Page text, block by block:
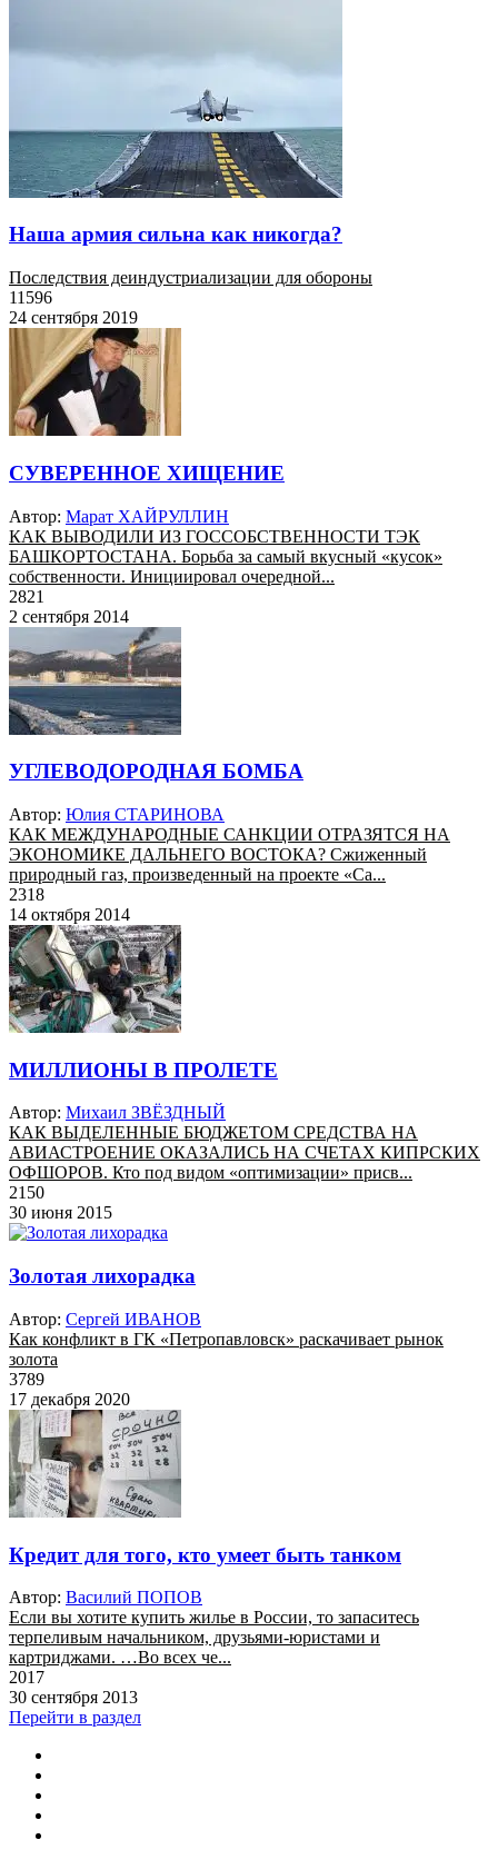
Наша армия сильна как никогда?
Последствия деиндустриализации для обороны
11596
24 сентября 2019
СУВЕРЕННОЕ ХИЩЕНИЕ
Автор: Марат ХАЙРУЛЛИН
КАК ВЫВОДИЛИ ИЗ ГОССОБСТВЕННОСТИ ТЭК
БАШКОРТОСТАНА. Борьба за самый вкусный «кусок»
собственности. Инициировал очередной...
2821
2 сентября 2014
УГЛЕВОДОРОДНАЯ БОМБА
Автор: Юлия СТАРИНОВА
КАК МЕЖДУНАРОДНЫЕ САНКЦИИ ОТРАЗЯТСЯ НА
ЭКОНОМИКЕ ДАЛЬНЕГО ВОСТОКА? Сжиженный
природный газ, произведенный на проекте «Са...
2318
14 октября 2014
МИЛЛИОНЫ В ПРОЛЕТЕ
Автор: Михаил ЗВЁЗДНЫЙ
КАК ВЫДЕЛЕННЫЕ БЮДЖЕТОМ СРЕДСТВА НА
АВИАСТРОЕНИЕ ОКАЗАЛИСЬ НА СЧЕТАХ КИПРСКИХ
ОФШОРОВ. Кто под видом «оптимизации» присв...
2150
30 июня 2015
Золотая лихорадка
Автор: Сергей ИВАНОВ
Как конфликт в ГК «Петропавловск» раскачивает рынок
золота
3789
17 декабря 2020
Кредит для того, кто умеет быть танком
Автор: Василий ПОПОВ
Если вы хотите купить жилье в России, то запаситесь
терпеливым начальником, друзьями-юристами и
картриджами. …Во всех че...
2017
30 сентября 2013
Перейти в раздел